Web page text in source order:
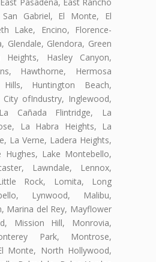
Gabriel, El Monte, El
Lake, Encino, Florence-
Glendale, Glendora, Green
Heights, Hasley Canyon,
Hawthorne, Hermosa
Huntington Beach,
ofIndustry, Inglewood,
Cañada Flintridge, La
La Habra Heights, La
La Verne, Ladera Heights,
Hughes, Lake Montebello,
Lawndale, Lennox,
Rock, Lomita, Long
Lynwood, Malibu,
Marina del Rey, Mayflower
Mission Hill, Monrovia,
Park, Montrose,
Monte, North Hollywood,